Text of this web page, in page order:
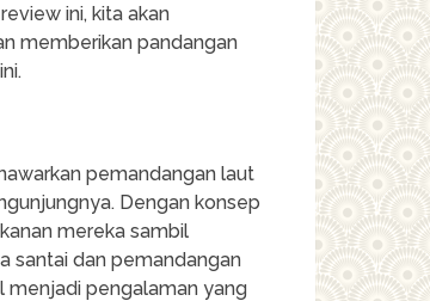
ini, kita akan
memberikan pandangan
pemandangan laut
Dengan konsep
mereka sambil
santai dan pemandangan
menjadi pengalaman yang